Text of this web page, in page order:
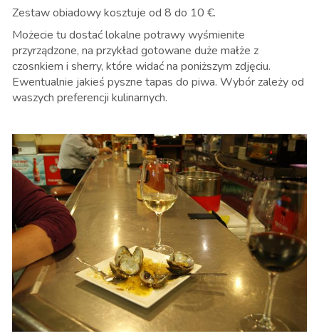
Zestaw obiadowy kosztuje od 8 do 10 €.
Możecie tu dostać lokalne potrawy wyśmienite
przyrządzone, na przykład gotowane duże małże z
czosnkiem i sherry, które widać na poniższym zdjęciu.
Ewentualnie jakieś pyszne tapas do piwa. Wybór zależy od
waszych preferencji kulinarnych.